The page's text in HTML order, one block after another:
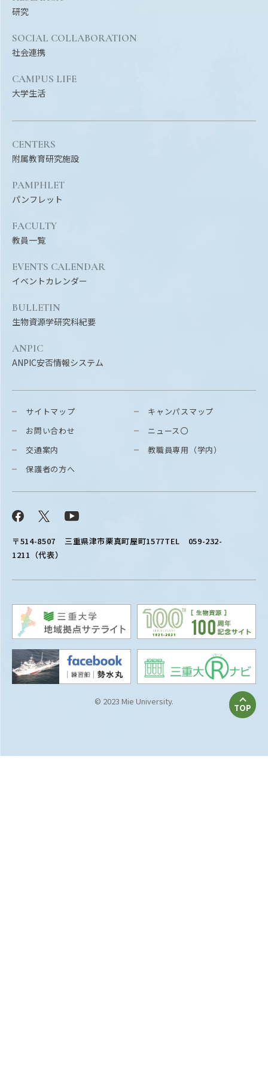
〒514-8507 三重県津市栗真町屋町1577TEL 059-232-
1211（代表）
サイトマップ
お問い合わせ
交通案内
保護者の方へ
Facebook
キャンパスマップ
ニュース〇
教職員専用（学内）
研究
SOCIAL COLLABORATION
社会連携
CAMPUS LIFE
大学生活
CENTERS
附属教育研究施設
PAMPHLET
パンフレット
FACULTY
教員一覧
EVENTS CALENDAR
イベントカレンダー
BULLETIN
生物資源学研究科紀要
ANPIC
ANPIC安否情報システム
© 2023 Mie University.
TOP